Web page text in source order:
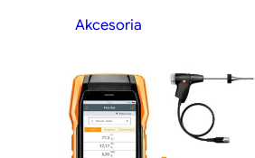
Akcesoria